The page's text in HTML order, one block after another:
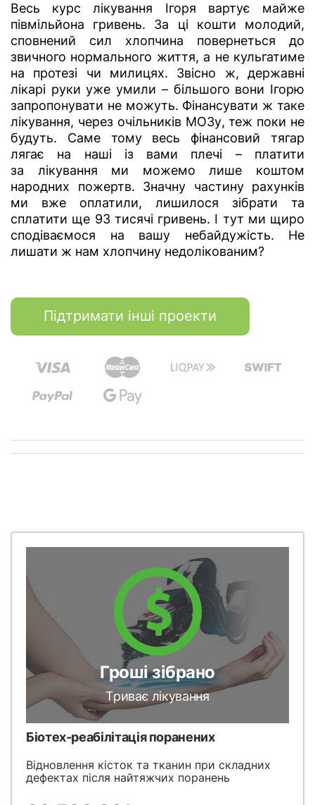
Весь курс лікування Ігоря вартує майже
півмільйона гривень. За ці кошти молодий,
сповнений сил хлопчина повернеться до
звичного нормального життя, а не кульгатиме
на протезі чи милицях. Звісно ж, державні
лікарі руки уже умили – більшого вони Ігорю
запропонувати не можуть. Фінансувати ж таке
лікування, через очільників МОЗу, теж поки не
будуть. Саме тому весь фінансовий тягар
лягає на наші із вами плечі – платити
за лікування ми можемо лише коштом
народних пожертв. Значну частину рахунків
ми вже оплатили, лишилося зібрати та
сплатити ще 93 тисячі гривень. І тут ми щиро
сподіваємося на вашу небайдужість. Не
лишати ж нам хлопчину недолікованим?
Підтримати інші проекти
Гроші зібрано
Триває лікування
Біотех-реабілітація поранених
Відновлення кісток та тканин при складних
дефектах після найтяжчих поранень